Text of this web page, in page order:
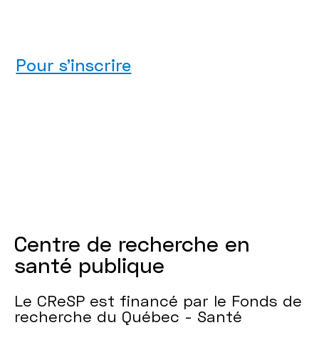
Pour s'inscrire
Centre de recherche en
santé publique
Le CReSP est financé par le Fonds de
recherche du Québec - Santé